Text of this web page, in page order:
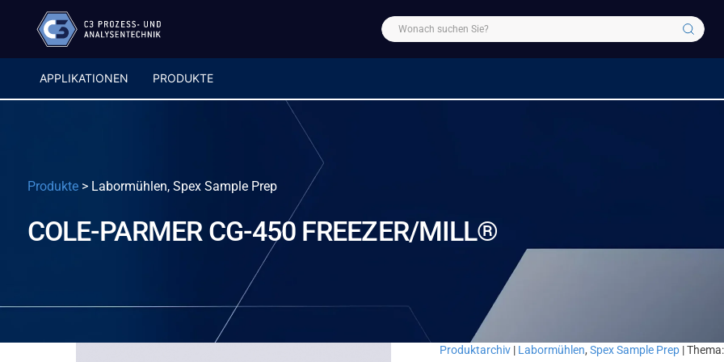
APPLIKATIONEN PRODUKTE
Produkte >Labormühlen, Spex Sample Prep
COLE-PARMER CG-450 FREEZER/MILL®
Produktarchiv | Labormühlen,Spex Sample Prep |